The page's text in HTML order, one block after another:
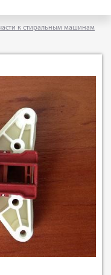
к стиральным машинам